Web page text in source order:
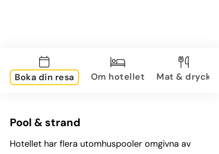
Boka din resa Om hotellet Mat & dryck
Pool & strand
Hotellet har flera utomhuspooler omgivna av